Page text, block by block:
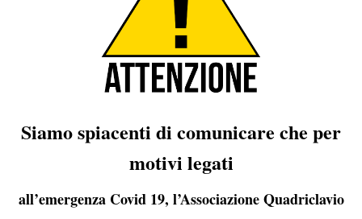
Siamo spiacenti di comunicare che per
motivi legati
all’emergenza Covid 19, l’Associazione Quadriclavio